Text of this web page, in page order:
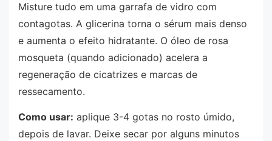
Misture tudo em uma garrafa de vidro com
contagotas. A glicerina torna o sérum mais denso
e aumenta o efeito hidratante. O óleo de rosa
mosqueta (quando adicionado) acelera a
regeneração de cicatrizes e marcas de
ressecamento.
Como usar: aplique 3-4 gotas no rosto úmido,
depois de lavar. Deixe secar por alguns minutos